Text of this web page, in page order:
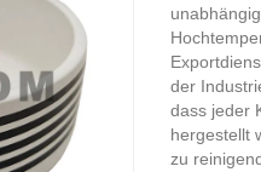
der
dass jeder
hergestellt
zu